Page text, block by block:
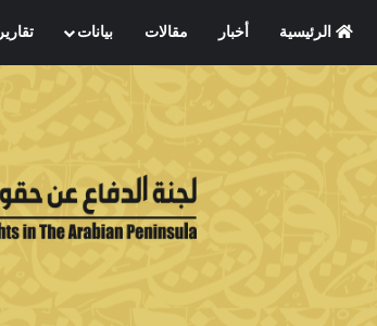
الرئيسية أخبار مقالات بيانات تقارير